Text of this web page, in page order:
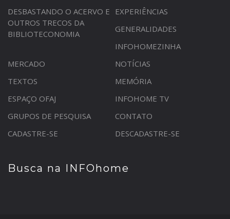
DESBASTANDO O ACERVO E
OUTROS TRECOS DA
BIBLIOTECONOMIA
EXPERIÊNCIAS
GENERALIDADES
INFOHOMEZINHA
MERCADO
NOTÍCIAS
TEXTOS
MEMÓRIA
ESPAÇO OFAJ
INFOHOME TV
GRUPOS DE PESQUISA
CONTATO
CADASTRE-SE
DESCADASTRE-SE
Busca na INFOhome